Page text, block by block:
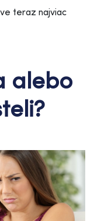
teraz najviac
alebo